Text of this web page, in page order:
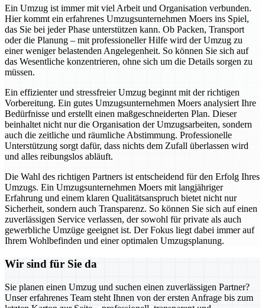
Ein Umzug ist immer mit viel Arbeit und Organisation verbunden.
Hier kommt ein erfahrenes Umzugsunternehmen Moers ins Spiel,
das Sie bei jeder Phase unterstützen kann. Ob Packen, Transport
oder die Planung – mit professioneller Hilfe wird der Umzug zu
einer weniger belastenden Angelegenheit. So können Sie sich auf
das Wesentliche konzentrieren, ohne sich um die Details sorgen zu
müssen.
Ein effizienter und stressfreier Umzug beginnt mit der richtigen
Vorbereitung. Ein gutes Umzugsunternehmen Moers analysiert Ihre
Bedürfnisse und erstellt einen maßgeschneiderten Plan. Dieser
beinhaltet nicht nur die Organisation der Umzugsarbeiten, sondern
auch die zeitliche und räumliche Abstimmung. Professionelle
Unterstützung sorgt dafür, dass nichts dem Zufall überlassen wird
und alles reibungslos abläuft.
Die Wahl des richtigen Partners ist entscheidend für den Erfolg Ihres
Umzugs. Ein Umzugsunternehmen Moers mit langjähriger
Erfahrung und einem klaren Qualitätsanspruch bietet nicht nur
Sicherheit, sondern auch Transparenz. So können Sie sich auf einen
zuverlässigen Service verlassen, der sowohl für private als auch
gewerbliche Umzüge geeignet ist. Der Fokus liegt dabei immer auf
Ihrem Wohlbefinden und einer optimalen Umzugsplanung.
Wir sind für Sie da
Sie planen einen Umzug und suchen einen zuverlässigen Partner?
Unser erfahrenes Team steht Ihnen von der ersten Anfrage bis zum